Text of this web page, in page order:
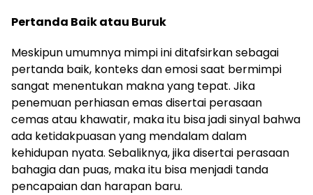
Pertanda Baik atau Buruk
Meskipun umumnya mimpi ini ditafsirkan sebagai
pertanda baik, konteks dan emosi saat bermimpi
sangat menentukan makna yang tepat. Jika
penemuan perhiasan emas disertai perasaan
cemas atau khawatir, maka itu bisa jadi sinyal bahwa
ada ketidakpuasan yang mendalam dalam
kehidupan nyata. Sebaliknya, jika disertai perasaan
bahagia dan puas, maka itu bisa menjadi tanda
pencapaian dan harapan baru.